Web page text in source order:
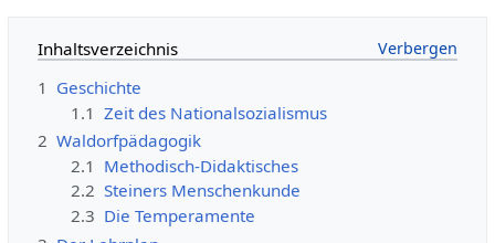
Inhaltsverzeichnis
1 Geschichte
1.1 Zeit des Nationalsozialismus
2 Waldorfpädagogik
2.1 Methodisch-Didaktisches
2.2 Steiners Menschenkunde
2.3 Die Temperamente